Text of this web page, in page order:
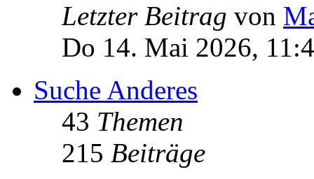
Letzter Beitrag von
Do 14. Mai 2026,
Suche Anderes
43 Themen
215 Beiträge